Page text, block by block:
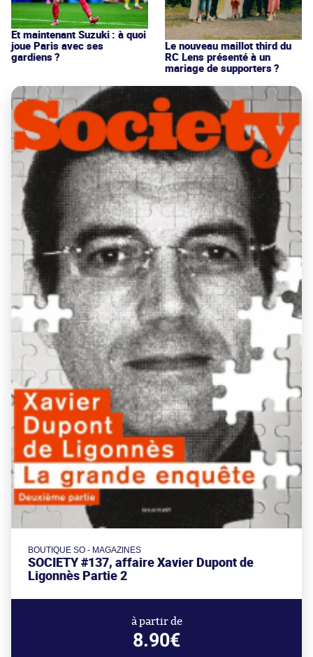
Et maintenant Suzuki : à quoi
joue Paris avec ses
gardiens ?
Le nouveau maillot third du
RC Lens présenté à un
mariage de supporters ?
BOUTIQUE SO - MAGAZINES
SOCIETY #137, affaire Xavier Dupont de
Ligonnès Partie 2
à partir de
8.90€